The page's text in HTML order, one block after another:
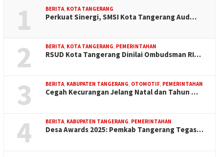
1 BERITA KOTA TANGERANG
Perkuat Sinergi, SMSI Kota Tangerang Aud…
2 BERITA KOTA TANGERANG PEMERINTAHAN
RSUD Kota Tangerang Dinilai Ombudsman RI…
3 BERITA KABUPATEN TANGERANG OTOMOTIF PEMERINTAHAN
Cegah Kecurangan Jelang Natal dan Tahun …
4 BERITA KABUPATEN TANGERANG PEMERINTAHAN
Desa Awards 2025: Pemkab Tangerang Tegas…